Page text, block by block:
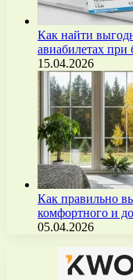
Как найти
авиабилетах
15.04.2026
Как правильно
комфортного и
05.04.2026